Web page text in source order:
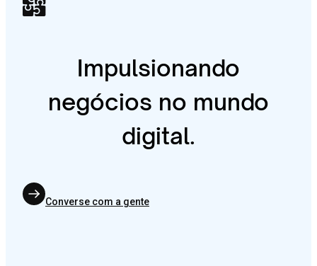
Impulsionando
negócios no mundo
digital.
Converse com a gente